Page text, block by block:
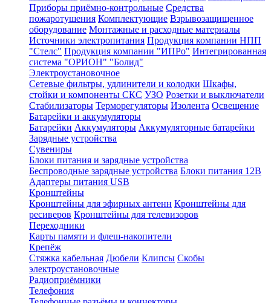
Приборы приёмно-контрольные Средства
пожаротушения Комплектующие Взрывозащищенное
оборудование Монтажные и расходные материалы
Источники электропитания Продукция компании НПП
"Стелс" Продукция компании "ИПРо" Интегрированная
система "ОРИОН" "Болид"
Электроустановочное
Сетевые фильтры, удлинители и колодки Шкафы,
стойки и компоненты СКС УЗО Розетки и выключатели
Стабилизаторы Терморегуляторы Изолента Освещение
Батарейки и аккумуляторы
Батарейки Аккумуляторы Аккумуляторные батарейки
Зарядные устройства
Сувениры
Блоки питания и зарядные устройства
Беспроводные зарядные устройства Блоки питания 12В
Адаптеры питания USB
Кронштейны
Кронштейны для эфирных антенн Кронштейны для
ресиверов Кронштейны для телевизоров
Переходники
Карты памяти и флеш-накопители
Крепёж
Стяжка кабельная Дюбели Клипсы Скобы
электроустановочные
Радиоприёмники
Телефония